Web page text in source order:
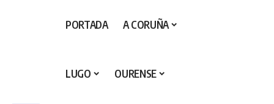
PORTADA A CORUÑA
LUGO OURENSE